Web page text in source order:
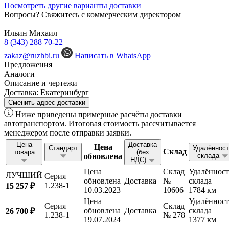
Посмотреть другие варианты доставки
Вопросы? Свяжитесь с коммерческим директором
Ильин Михаил
8 (343) 288 70-22
zakaz@ruzhbi.ru
Написать в WhatsApp
Предложения
Аналоги
Описание и чертежи
Доставка: Екатеринбург
Сменить адрес доставки
Ниже приведены примерные расчёты доставки
автотранспортом. Итоговая стоимость рассчитывается
менеджером после отправки заявки.
Цена
товара
Стандарт
Цена
обновлена
Доставка
(без
НДС)
Склад
склада
ЛУЧШИЙ
15 257 ₽
Серия
1.238-1
Цена
обновлена
10.03.2023
Доставка
Склад
№
10606
склада
1784 км
26 700 ₽
Серия
1.238-1
Цена
обновлена
19.07.2024
Доставка
Склад
№ 278
склада
1377 км